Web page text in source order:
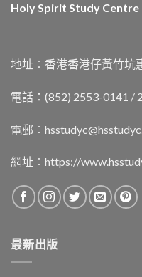
Holy Spirit Study Centre
地址︰香港香港仔黃竹坑
電話：(852) 2553-0141 /
電郵︰
網址︰ https://
最新出版